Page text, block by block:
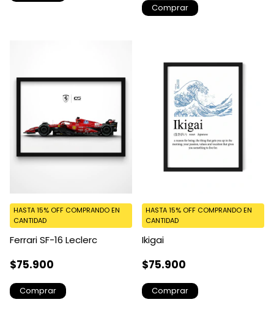
Comprar
Ferrari SF-16 Leclerc
$75.900
HASTA 15% OFF COMPRANDO EN
CANTIDAD
Comprar
Ikigai
$75.900
HASTA 15% OFF COMPRANDO EN
CANTIDAD
Comprar